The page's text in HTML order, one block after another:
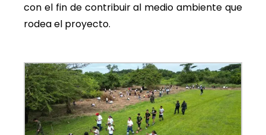
con el fin de contribuir al medio ambiente que
rodea el proyecto.